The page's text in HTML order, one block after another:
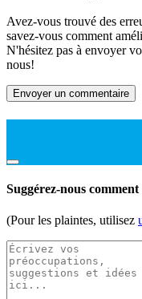
Avez-vous trouvé des
savez-vous comment
N'hésitez pas à envoyer
nous!
Envoyer un commentaire
Suggérez-nous
(Pour les plaintes, utilisez